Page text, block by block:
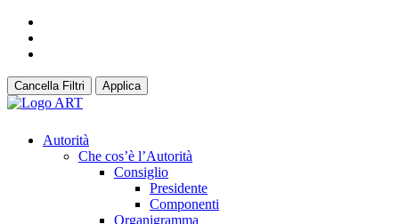
Cancella Filtri Applica
Autorità
Che cos’è l’Autorità
Consiglio
Presidente
Componenti
Organigramma